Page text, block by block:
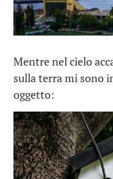
Mentre nel cielo
sulla terra mi sono
oggetto: